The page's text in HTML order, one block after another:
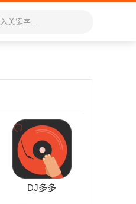
DJ多多